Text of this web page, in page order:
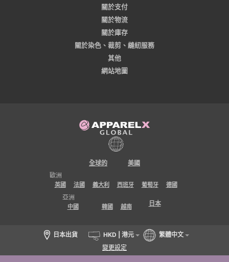
關於支付
關於物流
關於庫存
關於染色、裁剪、縫紉服務
其他
網站地圖
全球的
美國
歐洲
英國 法國 義大利 西班牙 葡萄牙 德國
亞洲
中國 韓國 越南 日本
日本出貨 HKD | 港元
繁體中文
變更設定